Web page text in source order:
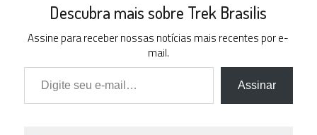
Descubra mais sobre Trek Brasilis
Assine para receber nossas notícias mais recentes por e-
mail.
Digite seu e-mail…
Assinar